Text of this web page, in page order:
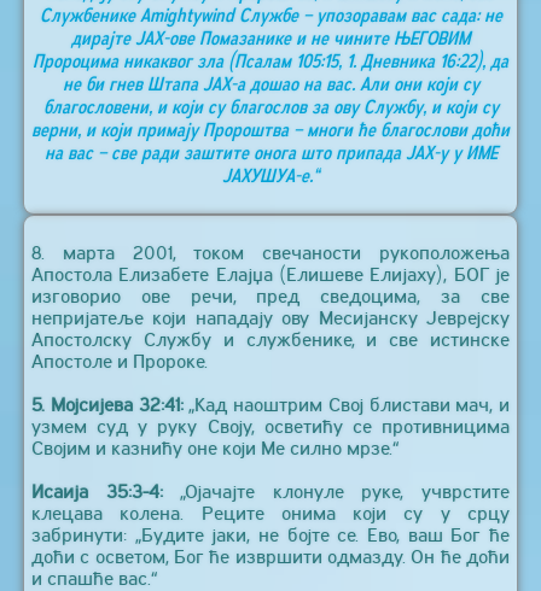
Службенике Аmightywind Службе – упозоравам вас сада: не
дирајте ЈАХ-ове Помазанике и не чините ЊЕГОВИМ
Пророцима никаквог зла (Псалам 105:15, 1. Дневника 16:22), да
не би гнев Штапа ЈАХ-а дошао на вас. Али они који су
благословени, и који су благослов за ову Службу, и који су
верни, и који примају Пророштва – многи ће благослови доћи
на вас – све ради заштите онога што припада ЈАХ-у у ИМЕ
ЈАХУШУА-е.“
8. марта 2001, током свечаности рукоположења
Апостола Елизабете Елајџа (Елишеве Елијаху), БОГ је
изговорио ове речи, пред сведоцима, за све
непријатеље који нападају ову Месијанску Јеврејску
Апостолску Службу и службенике, и све истинске
Апостоле и Пророке.
5. Мојсијева 32:41:„Кад наоштрим Свој блистави мач, и
узмем суд у руку Своју, осветићу се противницима
Својим и казнићу оне који Ме силно мрзе.“
Исаија 35:3-4:„Ојачајте клонуле руке, учврстите
клецава колена. Реците онима који су у срцу
забринути: „Будите јаки, не бојте се. Ево, ваш Бог ће
доћи с осветом, Бог ће извршити одмазду. Он ће доћи
и спашће вас.“